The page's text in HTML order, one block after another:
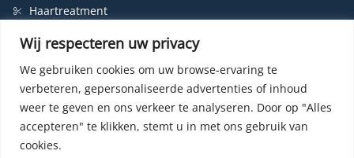
Wij respecteren uw privacy
We gebruiken cookies om uw browse-ervaring te
verbeteren, gepersonaliseerde advertenties of inhoud
weer te geven en ons verkeer te analyseren. Door op "Alles
accepteren" te klikken, stemt u in met ons gebruik van
cookies.
Haartreatment
Styling
Shampoo
Haarverf
Permanente haarverf
Semi-permanente haarverf